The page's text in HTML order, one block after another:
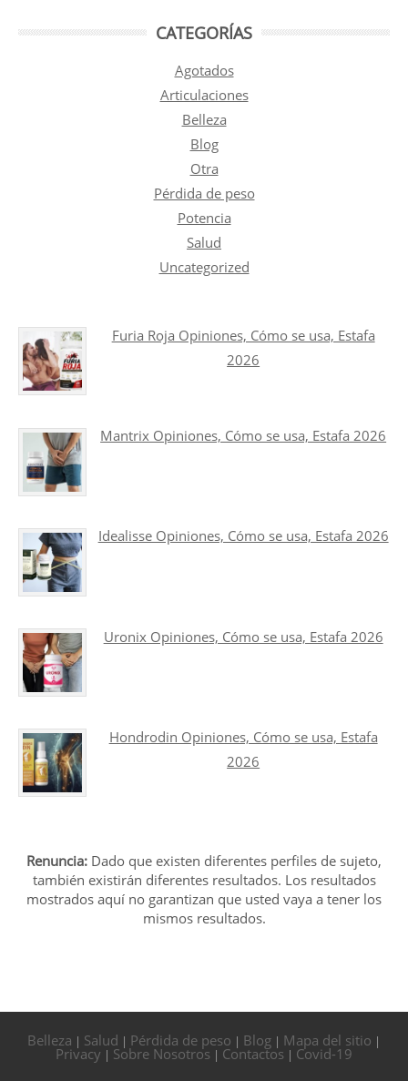
CATEGORÍAS
Agotados
Articulaciones
Belleza
Blog
Otra
Pérdida de peso
Potencia
Salud
Uncategorized
Furia Roja Opiniones, Cómo se usa, Estafa
2026
Mantrix Opiniones, Cómo se usa, Estafa 2026
Idealisse Opiniones, Cómo se usa, Estafa 2026
Uronix Opiniones, Cómo se usa, Estafa 2026
Hondrodin Opiniones, Cómo se usa, Estafa
2026
Renuncia: Dado que existen diferentes perfiles de sujeto,
también existirán diferentes resultados. Los resultados
mostrados aquí no garantizan que usted vaya a tener los
mismos resultados.
Belleza | Salud | Pérdida de peso | Blog | Mapa del sitio |
Privacy | Sobre Nosotros | Contactos | Covid-19